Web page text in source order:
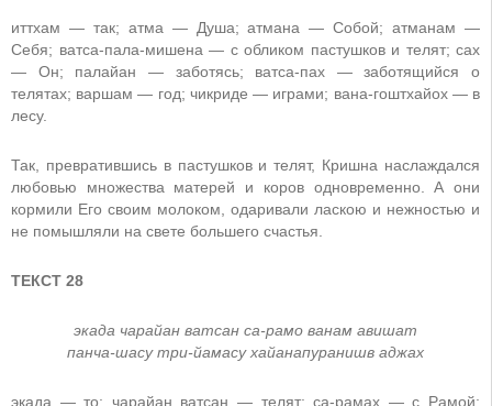
иттхам — так; атма — Душа; атмана — Собой; атманам —
Себя; ватса-пала-мишена — с обликом пастушков и телят; сах
— Он; палайан — заботясь; ватса-пах — заботящийся о
телятах; варшам — год; чикриде — играми; вана-гоштхайох — в
лесу.
Так, превратившись в пастушков и телят, Кришна наслаждался
любовью множества матерей и коров одновременно. А они
кормили Его своим молоком, одаривали ласкою и нежностью и
не помышляли на свете большего счастья.
ТЕКСТ 28
экада чарайан ватсан са-рамо ванам авишат
панча-шасу три-йамасу хайанапуранишв аджах
экада — то; чарайан ватсан — телят; са-рамах — с Рамой;